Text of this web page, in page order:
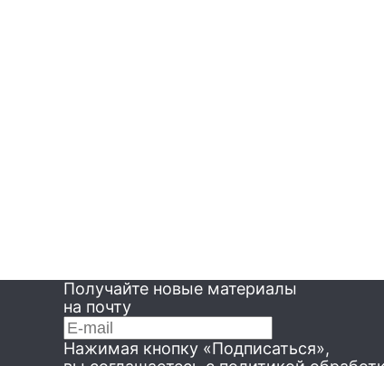
Символами грандиозного юбилея стали памятники и фонтаны,
узнаваемые места и даже волны реки Волга.
Получайте новые материалы
на почту
Нажимая кнопку «Подписаться»,